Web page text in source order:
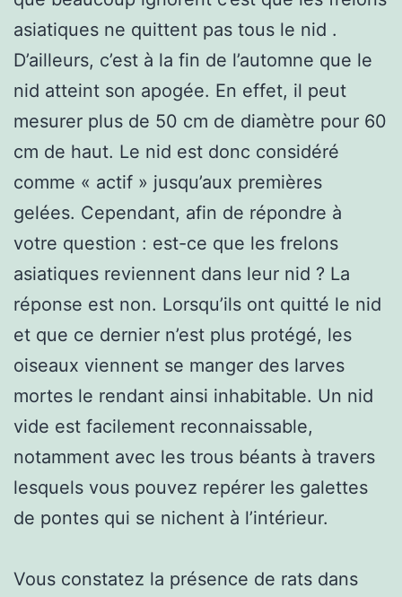
asiatiques ne quittent pas tous le nid .
D’ailleurs, c’est à la fin de l’automne que le
nid atteint son apogée. En effet, il peut
mesurer plus de 50 cm de diamètre pour 60
cm de haut. Le nid est donc considéré
comme « actif » jusqu’aux premières
gelées. Cependant, afin de répondre à
votre question : est-ce que les frelons
asiatiques reviennent dans leur nid ? La
réponse est non. Lorsqu’ils ont quitté le nid
et que ce dernier n’est plus protégé, les
oiseaux viennent se manger des larves
mortes le rendant ainsi inhabitable. Un nid
vide est facilement reconnaissable,
notamment avec les trous béants à travers
lesquels vous pouvez repérer les galettes
de pontes qui se nichent à l’intérieur.
Vous constatez la présence de rats dans